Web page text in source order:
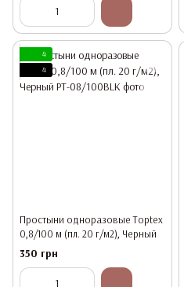
4
4
Простыни одноразовые Toptex
0,8/100 м (пл. 20 г/м2), Черный
350 грн